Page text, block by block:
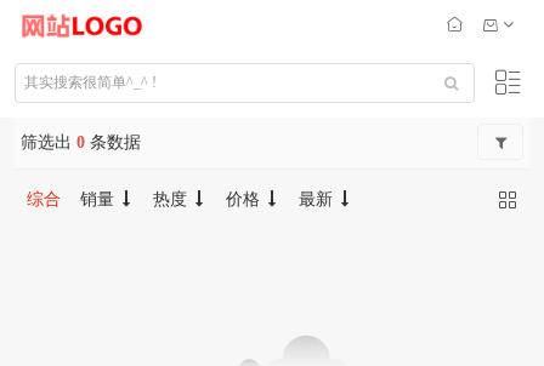
筛选出 0 条数据
综合 销量 热度 价格 最新